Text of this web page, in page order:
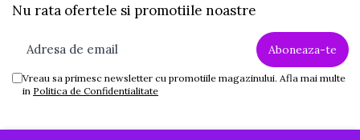
Nu rata ofertele si promotiile noastre
Vreau sa primesc newsletter cu promotiile magazinului. Afla mai multe
in Politica de Confidentialitate